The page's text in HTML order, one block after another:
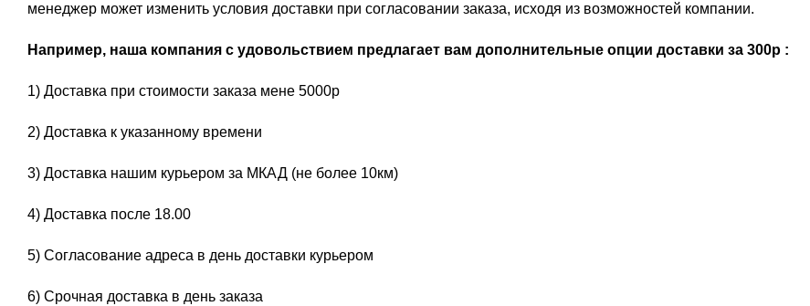
менеджер может изменить условия доставки при согласовании заказа, исходя из возможностей компании.
Например, наша компания с удовольствием предлагает вам дополнительные опции доставки за 300р :
1) Доставка при стоимости заказа мене 5000р
2) Доставка к указанному времени
3) Доставка нашим курьером за МКАД (не более 10км)
4) Доставка после 18.00
5) Согласование адреса в день доставки курьером
6) Срочная доставка в день заказа